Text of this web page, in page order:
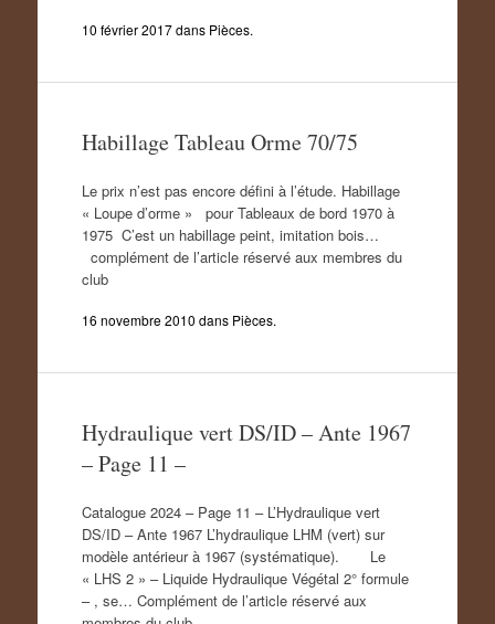
10 février 2017dans Pièces.
Habillage Tableau Orme 70/75
Le prix n’est pas encore défini à l’étude. Habillage
« Loupe d’orme » pour Tableaux de bord 1970 à
1975 C’est un habillage peint, imitation bois…
complément de l’article réservé aux membres du
club
16 novembre 2010 dans Pièces.
Hydraulique vert DS/ID – Ante 1967
– Page 11 –
Catalogue 2024 – Page 11 – L’Hydraulique vert
DS/ID – Ante 1967 L’hydraulique LHM (vert) sur
modèle antérieur à 1967 (systématique). Le
« LHS 2 » – Liquide Hydraulique Végétal 2° formule
– , se… Complément de l’article réservé aux